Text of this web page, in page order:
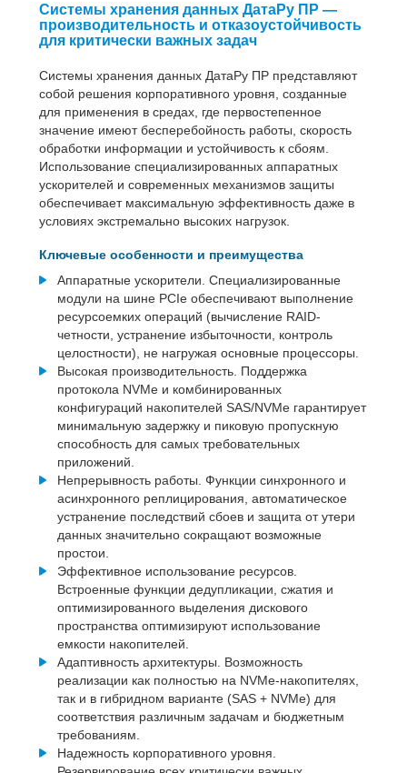
Системы хранения данных ДатаРу ПР —
производительность и отказоустойчивость
для критически важных задач
Системы хранения данных ДатаРу ПР представляют
собой решения корпоративного уровня, созданные
для применения в средах, где первостепенное
значение имеют бесперебойность работы, скорость
обработки информации и устойчивость к сбоям.
Использование специализированных аппаратных
ускорителей и современных механизмов защиты
обеспечивает максимальную эффективность даже в
условиях экстремально высоких нагрузок.
Ключевые особенности и преимущества
Аппаратные ускорители. Специализированные
модули на шине PCIe обеспечивают выполнение
ресурсоемких операций (вычисление RAID-
четности, устранение избыточности, контроль
целостности), не нагружая основные процессоры.
Высокая производительность. Поддержка
протокола NVMe и комбинированных
конфигураций накопителей SAS/NVMe гарантирует
минимальную задержку и пиковую пропускную
способность для самых требовательных
приложений.
Непрерывность работы. Функции синхронного и
асинхронного реплицирования, автоматическое
устранение последствий сбоев и защита от утери
данных значительно сокращают возможные
простои.
Эффективное использование ресурсов.
Встроенные функции дедупликации, сжатия и
оптимизированного выделения дискового
пространства оптимизируют использование
емкости накопителей.
Адаптивность архитектуры. Возможность
реализации как полностью на NVMe-накопителях,
так и в гибридном варианте (SAS + NVMe) для
соответствия различным задачам и бюджетным
требованиям.
Надежность корпоративного уровня.